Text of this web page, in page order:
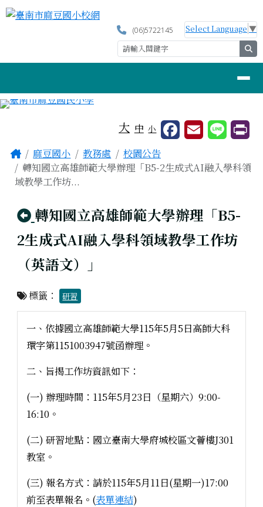
跳至主內容區
臺南市麻豆國小校網
(06)5722145 Select Language ▼
大 中 小
主內容區域
Home麻豆國小 教務處
校園公告
轉知國立高雄師範大學辦理「B5-2生成式AI融入學科領
域教學工作坊...
回上頁
轉知國立高雄師範大學辦理「B5-
2生成式AI融入學科領域教學工作坊
（英語文）」
標籤： 研習
一、依據國立高雄師範大學115年5月5日高師大科
環字第1151003947號函辦理。
二、旨揭工作坊資訊如下：
(一) 辦理時間：115年5月23日（星期六）9:00-
16:10。
(二) 研習地點：國立臺南大學府城校區文薈樓J301
教室。
(三) 報名方式：請於115年5月11日(星期一)17:00
前至表單報名。(表單連結)
頁尾區域